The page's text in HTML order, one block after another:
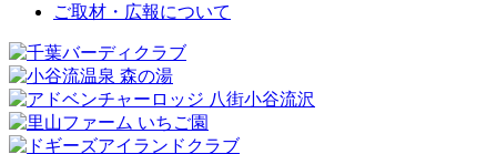
ご取材・広報について